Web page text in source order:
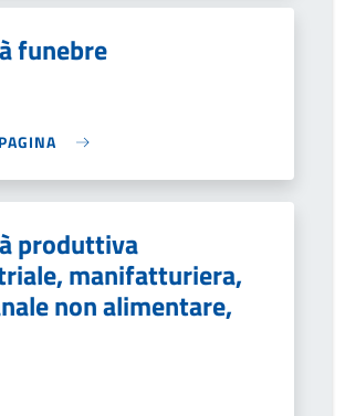
funebre
produttiva
manifatturiera,
non alimentare,